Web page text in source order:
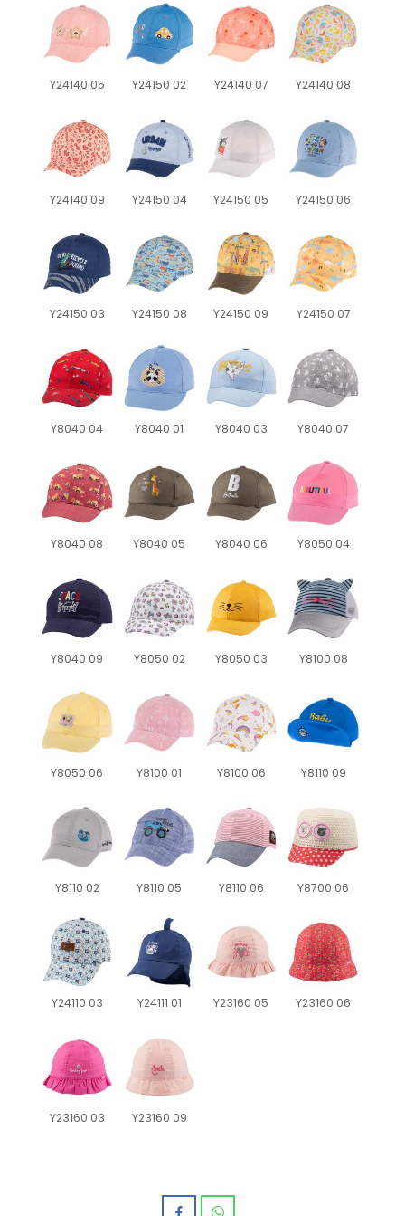
Y24140 05 Y24150 02 Y24140 07 Y24140 08
Y24140 09 Y24150 04 Y24150 05 Y24150 06
Y24150 03 Y24150 08 Y24150 09 Y24150 07
Y8040 04 Y8040 01 Y8040 03 Y8040 07
Y8040 08 Y8040 05 Y8040 06 Y8050 04
Y8040 09 Y8050 02 Y8050 03 Y8100 08
Y8050 06 Y8100 01 Y8100 06 Y8110 09
Y8110 02 Y8110 05 Y8110 06 Y8700 06
Y24110 03 Y24111 01 Y23160 05 Y23160 06
Y23160 03 Y23160 09